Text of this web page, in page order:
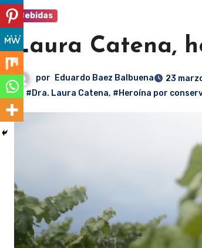
Bebidas
Laura Catena,
por Eduardo Baez Balbuena
23
#Dra. Laura Catena, #Heroína por